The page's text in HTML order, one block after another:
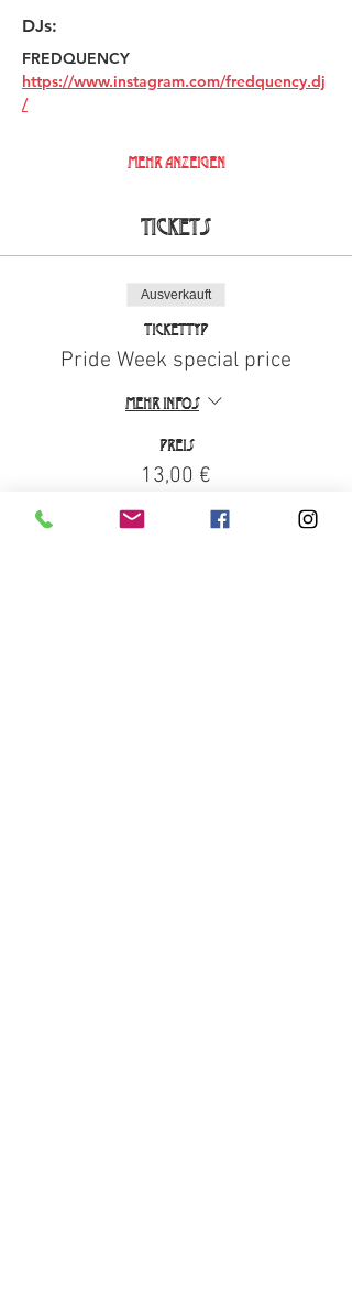
DJs:
FREDQUENCY
https://www.instagram.com/fredquency.dj
/
Mehr anzeigen
Tickets
Ausverkauft
Tickettyp
Pride Week special price
Mehr Infos
Preis
13,00 €